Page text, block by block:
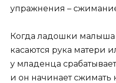
упражнения –
Когда ладошки малыша
касаются рука матери
у младенца
и он начинает